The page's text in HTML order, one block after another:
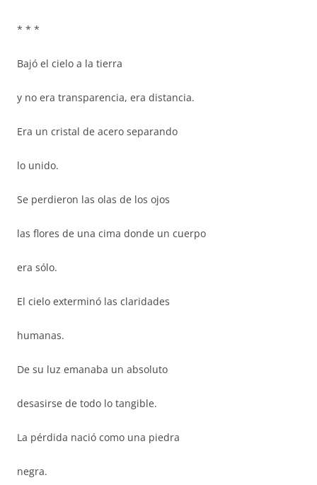
* * *
Bajó el cielo a la tierra
y no era transparencia, era distancia.
Era un cristal de acero separando
lo unido.
Se perdieron las olas de los ojos
las flores de una cima donde un cuerpo
era sólo.
El cielo exterminó las claridades
humanas.
De su luz emanaba un absoluto
desasirse de todo lo tangible.
La pérdida nació como una piedra
negra.